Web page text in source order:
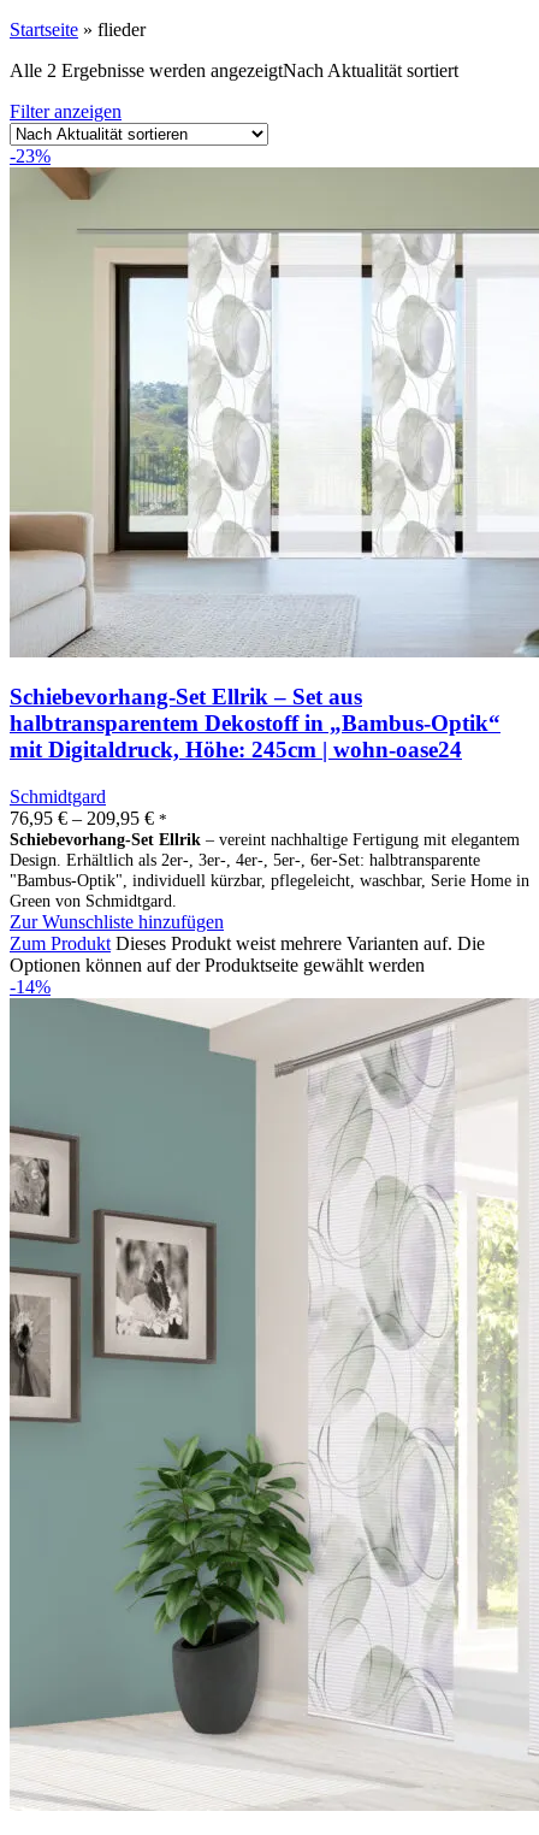
Startseite » flieder
Alle 2 Ergebnisse werden angezeigtNach Aktualität sortiert
Filter anzeigen
-23%
Schiebevorhang-Set Ellrik – Set aus
halbtransparentem Dekostoff in „Bambus-Optik“
mit Digitaldruck, Höhe: 245cm | wohn-oase24
Schmidtgard
76,95 € – 209,95 € *
Schiebevorhang-Set Ellrik – vereint nachhaltige Fertigung mit elegantem
Design. Erhältlich als 2er-, 3er-, 4er-, 5er-, 6er-Set: halbtransparente
"Bambus-Optik", individuell kürzbar, pflegeleicht, waschbar, Serie Home in
Green von Schmidtgard.
Zur Wunschliste hinzufügen
Zum Produkt Dieses Produkt weist mehrere Varianten auf. Die
Optionen können auf der Produktseite gewählt werden
-14%